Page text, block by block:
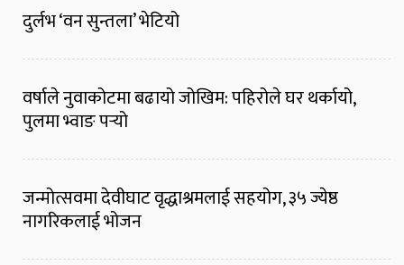
दुर्लभ ‘वन सुन्तला’ भेटियो
वर्षाले नुवाकोटमा बढायो जोखिम: पहिरोले घर थर्कायो,
पुलमा भ्वाङ पर्‍यो
जन्मोत्सवमा देवीघाट वृद्धाश्रमलाई सहयोग, ३५ ज्येष्ठ
नागरिकलाई भोजन